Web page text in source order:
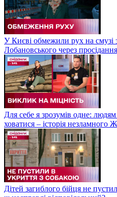
У Києві обмежили рух на смузі
Лобановського через
Для себе я зрозумів одне: людям
ховатися – історія незламного
Дітей загиблого бійця не